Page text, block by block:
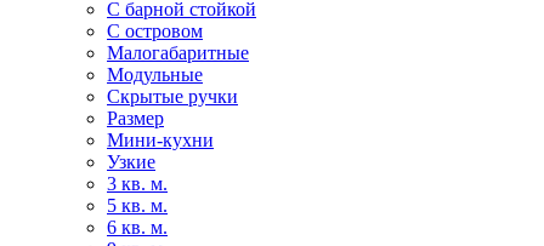
С барной стойкой
С островом
Малогабаритные
Модульные
Скрытые ручки
Размер
Мини-кухни
Узкие
3 кв. м.
5 кв. м.
6 кв. м.